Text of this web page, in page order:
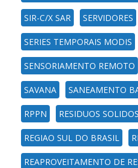
SIR-C/X SAR SERVIDORES
SERIES TEMPORAIS MODIS
SENSORIAMENTO REMOTO
SAVANA SANEAMENTO
RPPN RESIDUOS SOLIDOS
REGIAO SUL DO BRASIL
REAPROVEITAMENTO DE